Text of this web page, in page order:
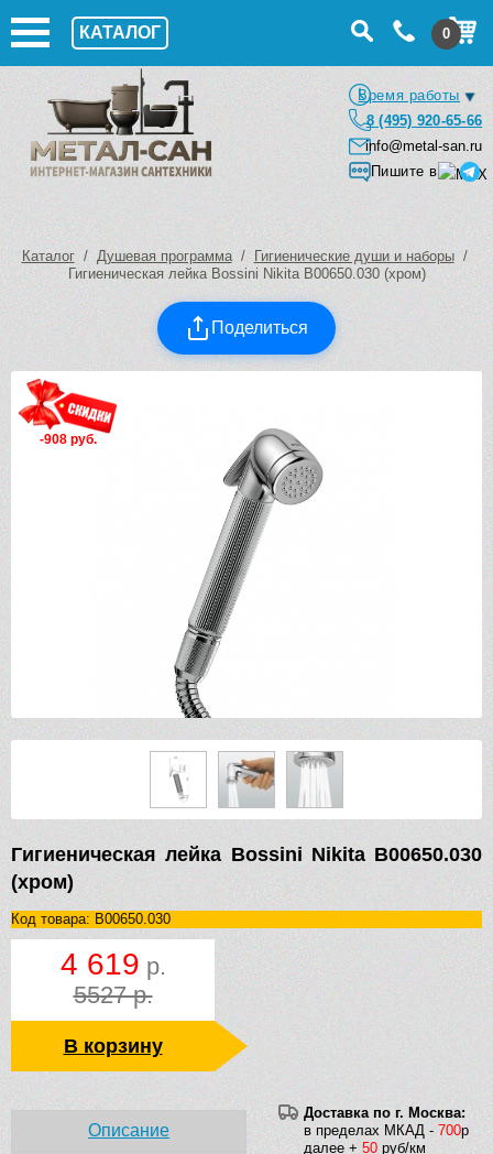
КАТАЛОГ 0
Время работы
8 (495) 920-65-66
info@metal-san.ru
Пишите в
Каталог/ Душевая программа/ Гигиенические души и наборы/
Гигиеническая лейка Bossini Nikita B00650.030 (хром)
Поделиться
-908 руб.
Гигиеническая лейка Bossini Nikita B00650.030
(хром)
Код товара: B00650.030
4 619 р.
5527 р.
В корзину
Доставка по г. Москва:
в пределах МКАД - 700р
далее + 50 руб/км
Описание